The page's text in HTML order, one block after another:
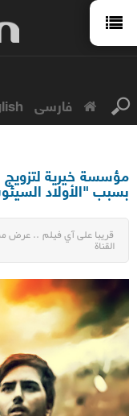
فارسی
مؤسسة خيرية
بسبب "الأولاد
قريبا على آي فيلم .. عرض
القناة